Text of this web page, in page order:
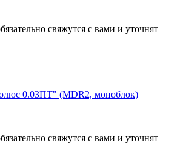
свяжутся с вами и уточнят
0.03ПТ" (MDR2, моноблок)
свяжутся с вами и уточнят